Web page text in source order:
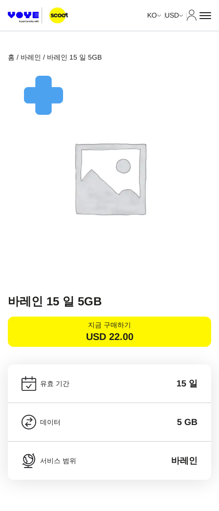
KO USD
홈 / 바레인 / 바레인 15 일 5GB
바레인 15 일 5GB
지금 구매하기
USD 22.00
유효 기간 15 일
데이터 5 GB
서비스 범위 바레인